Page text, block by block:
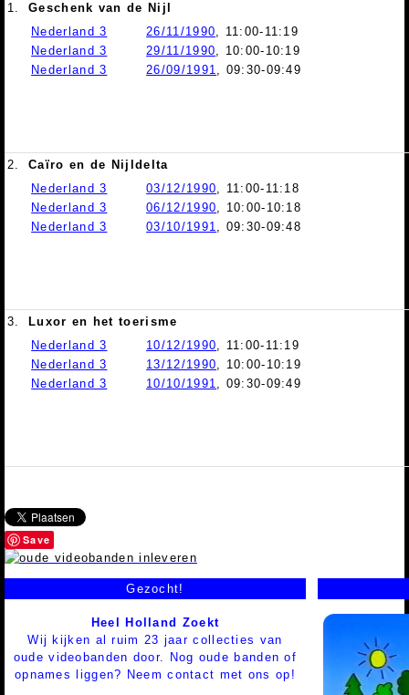
1.
Geschenk van de Nijl
Nederland 3
26/11/1990, 11:00-11:19
Nederland 3
29/11/1990, 10:00-10:19
Nederland 3
26/09/1991, 09:30-09:49
2.
Caïro en de Nijldelta
Nederland 3
03/12/1990, 11:00-11:18
Nederland 3
06/12/1990, 10:00-10:18
Nederland 3
03/10/1991, 09:30-09:48
3.
Luxor en het toerisme
Nederland 3
10/12/1990, 11:00-11:19
Nederland 3
13/12/1990, 10:00-10:19
Nederland 3
10/10/1991, 09:30-09:49
Save
Gezocht!
Heel Holland Zoekt
Wij kijken al ruim 23 jaar collecties van
oude videobanden door. Nog oude banden of
opnames liggen? Neem contact met ons op!